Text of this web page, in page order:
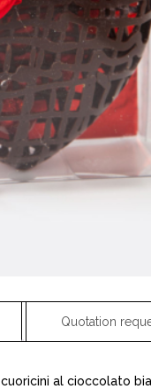
al cioccolato